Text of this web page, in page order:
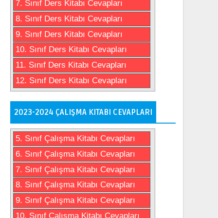
7. Sınıf Ders Kitabı Cevapları
8. Sınıf Ders Kitabı Cevapları
9. Sınıf Ders Kitabı Cevapları
10. Sınıf Ders Kitabı Cevapları
11. Sınıf Ders Kitabı Cevapları
12. Sınıf Ders Kitabı Cevapları
2023-2024 ÇALIŞMA KITABI CEVAPLARI
5. Sınıf Çalışma Kitabı Cevapları
6. Sınıf Çalışma Kitabı Cevapları
7. Sınıf Çalışma Kitabı Cevapları
8. Sınıf Çalışma Kitabı Cevapları
9. Sınıf Çalışma Kitabı Cevapları
10. Sınıf Çalışma Kitabı Cevapları